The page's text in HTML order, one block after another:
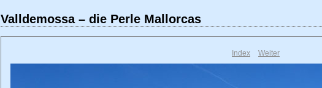
Valldemossa – die Perle Mallorcas
Index Weiter